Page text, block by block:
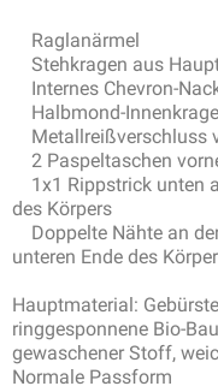
Raglanärmel
Stehkragen aus
Internes Chevron-
Halbmond-
Metallreißverschluss
2 Paspeltaschen
1x1 Rippstrick unten
des Körpers
Doppelte Nähte an
unteren Ende des
Hauptmaterial:
ringgesponnene Bio-
gewaschener Stoff,
Normale Passform